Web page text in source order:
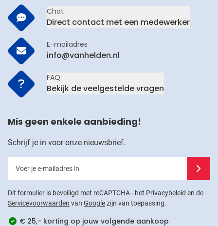
Chat
Direct contact met een medewerker
E-mailadres
info@vanhelden.nl
FAQ
Bekijk de veelgestelde vragen
Mis geen enkele aanbieding!
Schrijf je in voor onze nieuwsbrief.
Dit formulier is beveiligd met reCAPTCHA - het Privacybeleid en de
Servicevoorwaarden van Googlezijn van toepassing.
€ 25,- korting op jouw volgende aankoop